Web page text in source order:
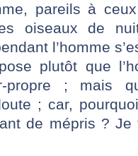
pareils à
oiseaux de
l’homme
plutôt que
propre ; mais
; car,
de mépris ?